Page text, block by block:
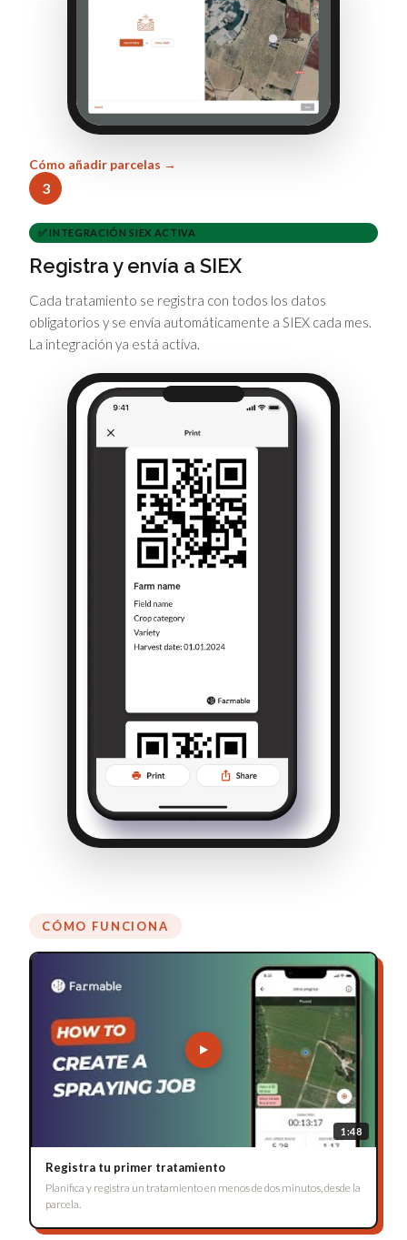
Cómo añadir parcelas →
3
✅ INTEGRACIÓN SIEX ACTIVA
Registra y envía a SIEX
Cada tratamiento se registra con todos los datos
obligatorios y se envía automáticamente a SIEX cada mes.
La integración ya está activa.
CÓMO FUNCIONA
1:48
Registra tu primer tratamiento
Planifica y registra un tratamiento en menos de dos minutos, desde la
parcela.